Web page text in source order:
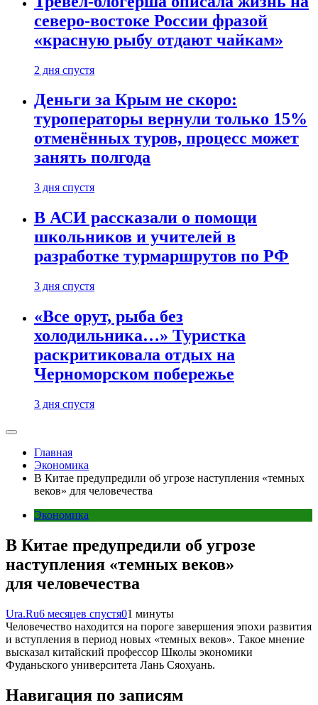
северо-востоке России фразой
«красную рыбу отдают чайкам»
2 дня спустя
Деньги за Крым не скоро:
туроператоры вернули только 15%
отменённых туров, процесс может
занять полгода
3 дня спустя
В АСИ рассказали о помощи
школьников и учителей в
разработке турмаршрутов по РФ
3 дня спустя
«Все орут, рыба без
холодильника…» Туристка
раскритиковала отдых на
Черноморском побережье
3 дня спустя
Главная
Экономика
В Китае предупредили об угрозе наступления «темных
веков» для человечества
Экономика
В Китае предупредили об угрозе
наступления «темных веков»
для человечества
Ura.Ru6 месяцев спустя01 минуты
Человечество находится на пороге завершения эпохи развития
и вступления в период новых «темных веков». Такое мнение
высказал китайский профессор Школы экономики
Фуданьского университета Лань Сяохуань.
Навигация по записям